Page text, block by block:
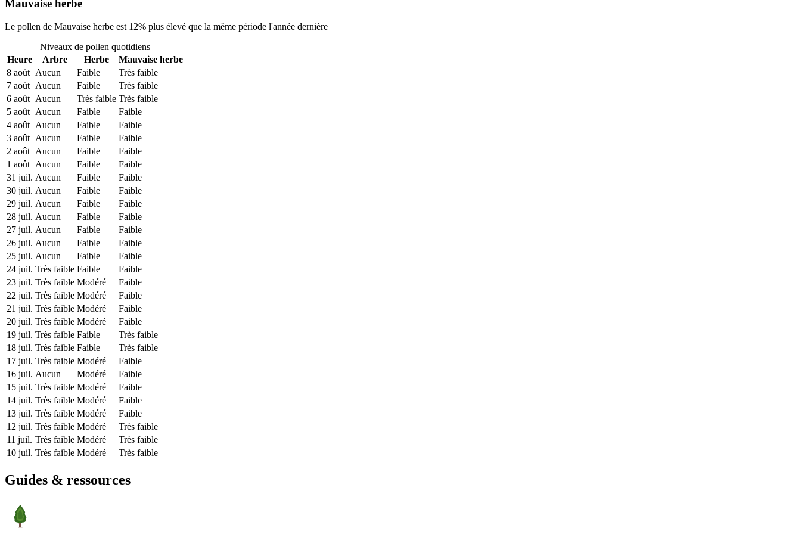
Mauvaise herbe
Le pollen de Mauvaise herbe est 12% plus élevé que la même période l'année dernière
Niveaux de pollen quotidiens
Heure
Arbre Herbe
Mauvaise herbe
8 août Aucun Faible
Très faible
7 août Aucun Faible
Très faible
6 août Aucun Très faible Très faible
5 août Aucun Faible
Faible
4 août Aucun Faible
Faible
3 août Aucun Faible
Faible
2 août Aucun Faible
Faible
1 août Aucun Faible
Faible
31 juil. Aucun Faible
Faible
30 juil. Aucun Faible
Faible
29 juil. Aucun Faible
Faible
28 juil. Aucun Faible
Faible
27 juil. Aucun Faible
Faible
26 juil. Aucun Faible
Faible
25 juil. Aucun Faible
Faible
24 juil. Très faible Faible
Faible
23 juil. Très faible Modéré
Faible
22 juil. Très faible Modéré
Faible
21 juil. Très faible Modéré
Faible
20 juil. Très faible Modéré
Faible
19 juil. Très faible Faible
Très faible
18 juil. Très faible Faible
Très faible
17 juil. Très faible Modéré
Faible
16 juil. Aucun Modéré
Faible
15 juil. Très faible Modéré
Faible
14 juil. Très faible Modéré
Faible
13 juil. Très faible Modéré
Faible
12 juil. Très faible Modéré
Très faible
11 juil. Très faible Modéré
Très faible
10 juil. Très faible Modéré Très faible
Guides & ressources